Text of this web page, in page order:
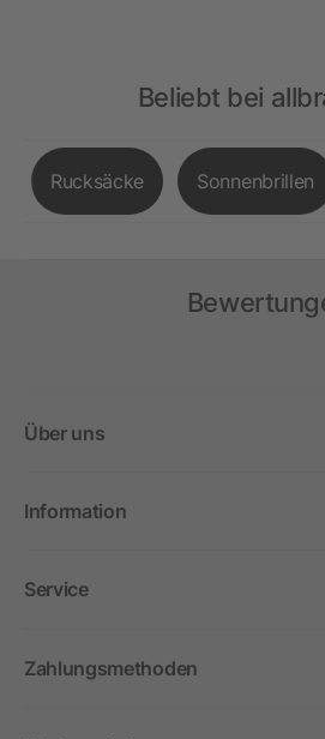
Beliebt bei
Rucksäcke Sonnenbrillen
Über uns
Information
Service
Zahlungsmethoden